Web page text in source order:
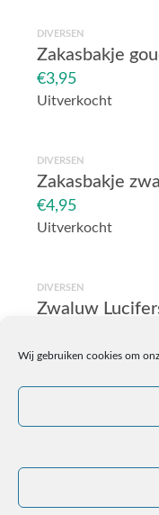
Wij gebruiken cookies om
DIVERSEN
Zakasbakje
€3,95
Uitverkocht
DIVERSEN
Zakasbakje
€4,95
Uitverkocht
DIVERSEN
Zwaluw
Algemene